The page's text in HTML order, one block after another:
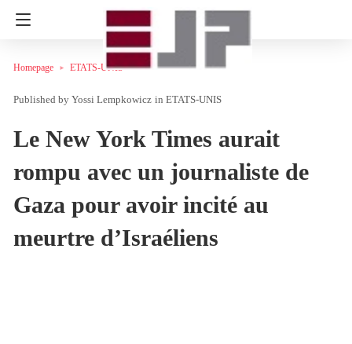
Homepage ETATS-UNIS
Yossi Lempkowicz in ETATS-UNIS
Le New York Times aurait
rompu avec un journaliste de
Gaza pour avoir incité au
meurtre d’Israéliens